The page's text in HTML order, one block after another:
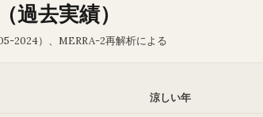
過去実績）
2024）、MERRA-2再解析による
涼しい年